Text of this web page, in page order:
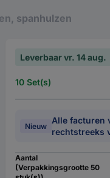
spanhulzen
Leverbaar vr. 14 aug.
10 Set(s)
Nieuw
Alle facturen
rechtstreeks
Aantal
(Verpakkingsgrootte 50